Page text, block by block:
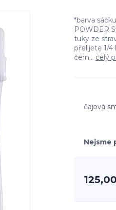
*barva
POWDER
tuky ze
přelijete 1/
čern... celý
čajová
Nejsme